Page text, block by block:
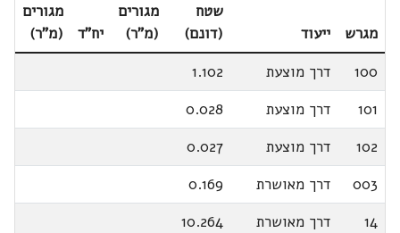
מגרש ייעוד
שטח
(דונם)
מגורים
(מ"ר)
יח"ד
מגורים
(מ"ר)
100
דרך מוצעת
1.102
101
דרך מוצעת
0.028
102
דרך מוצעת
0.027
003
דרך מאושרת
0.169
14
דרך מאושרת
10.264